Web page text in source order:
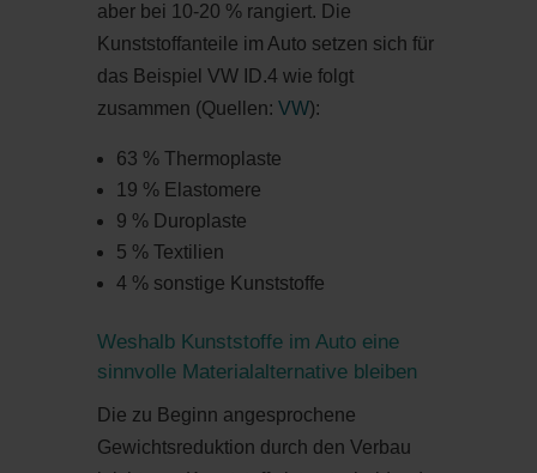
aber bei 10-20 % rangiert. Die
Kunststoffanteile im Auto setzen sich für
das Beispiel VW ID.4 wie folgt
zusammen (Quellen: VW):
63 % Thermoplaste
19 % Elastomere
9 % Duroplaste
5 % Textilien
4 % sonstige Kunststoffe
Weshalb Kunststoffe im Auto eine
sinnvolle Materialalternative bleiben
Die zu Beginn angesprochene
Gewichtsreduktion durch den Verbau